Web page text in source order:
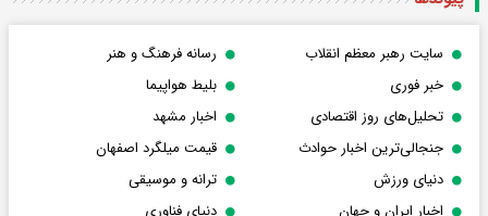
سایت رهبر معظم انقلاب
رسانه فرهنگ و هنر
خبر فوری
بلیط هواپیما
تحلیل‌های روز اقتصادی
اخبار مشهد
جنجالی‌ترین اخبار حوادث
قیمت میلگرد اصفهان
دنیای ورزش
ترانه و موسیقی
اخبار ایران و جهان
دنیای فناوری